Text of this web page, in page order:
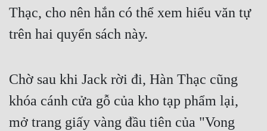
Thạc, cho nên hắn có thể xem hiểu văn tự
trên hai quyển sách này.
Chờ sau khi Jack rời đi, Hàn Thạc cũng
khóa cánh cửa gỗ của kho tạp phẩm lại,
mở trang giấy vàng đầu tiên của "Vong